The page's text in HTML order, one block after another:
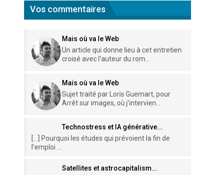
Vos commentaires
Mais où va le Web
Un article qui donne lieu à cet entretien
croisé avec l'auteur du rom...
Mais où va le Web
Sujet traité par Loris Guemart, pour
Arrêt sur images, où j'intervien...
Technostress et IA générative...
[…] Pourquoi les études qui prévoient la fin de
l’emploi ...
Satellites et astrocapitalism...